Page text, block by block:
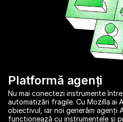
Platformă agenți
Nu mai conectezi instrumente
automatizări fragile. Cu Mozilla.ai
obiectivul, iar noi generăm agenți
funcționează cu instrumentele și